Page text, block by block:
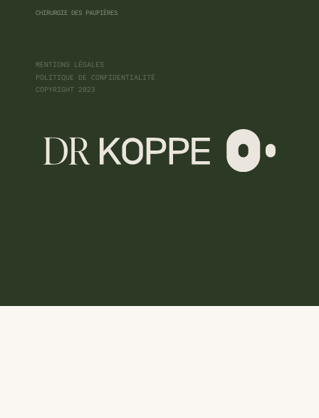
CHIRURGIE DES PAUPIÈRES
MENTIONS LÉGALES
POLITIQUE DE CONFIDENTIALITÉ
COPYRIGHT 2023